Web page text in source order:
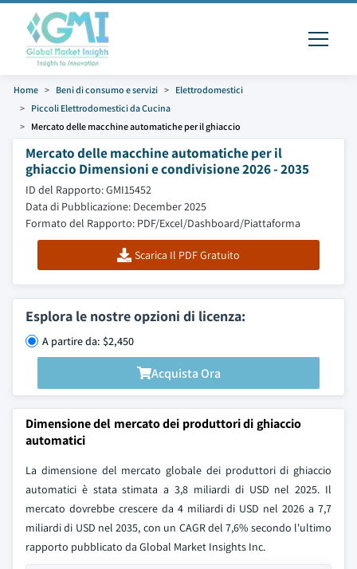
Home Beni di consumo e servizi
Elettrodomestici
Piccoli Elettrodomestici da Cucina
Mercato delle macchine automatiche per il ghiaccio
Mercato delle macchine automatiche per il
ghiaccio Dimensioni e condivisione 2026 - 2035
ID del Rapporto: GMI15452
Data di Pubblicazione: December 2025
Formato del Rapporto: PDF/Excel/Dashboard/Piattaforma
Scarica Il PDF Gratuito
Esplora le nostre opzioni di licenza:
A partire da: $2,450
Acquista Ora
Dimensione del mercato dei produttori di ghiaccio
automatici
La dimensione del mercato globale dei produttori di ghiaccio
automatici è stata stimata a 3,8 miliardi di USD nel 2025. Il
mercato dovrebbe crescere da 4 miliardi di USD nel 2026 a 7,7
miliardi di USD nel 2035, con un CAGR del 7,6% secondo l'ultimo
rapporto pubblicato da Global Market Insights Inc.